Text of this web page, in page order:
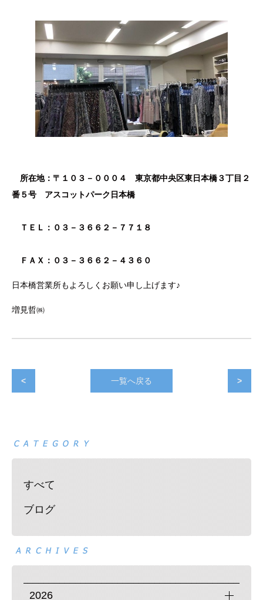
所在地：〒１０３－０００４ 東京都中央区東日本橋３丁目２
番５号 アスコットパーク日本橋
ＴＥＬ：０３－３６６２－７７１８
ＦＡＸ：０３－３６６２－４３６０
日本橋営業所もよろしくお願い申し上げます♪
増見哲㈱
< 一覧へ戻る >
すべて
ブログ
2026